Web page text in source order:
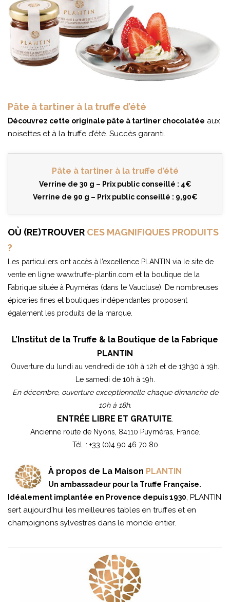
Pâte à tartiner à la truffe d’été
Découvrez cette originale pâte à tartiner chocolatée aux
noisettes et à la truffe d’été. Succès garanti.
Pâte à tartiner à la truffe d’été
Verrine de 30 g – Prix public conseillé : 4€
Verrine de 90 g – Prix public conseillé : 9,90€
OÙ (RE)TROUVER CES MAGNIFIQUES PRODUITS
?
Les particuliers ont accès à l’excellence PLANTIN via le site de
vente en ligne www.truffe-plantin.com et la boutique de la
Fabrique située à Puyméras (dans le Vaucluse). De nombreuses
épiceries fines et boutiques indépendantes proposent
également les produits de la marque.
L’Institut de la Truffe & la Boutique de la Fabrique
PLANTIN
Ouverture du lundi au vendredi de 10h à 12h et de 13h30 à 19h.
Le samedi de 10h à 19h.
En décembre, ouverture exceptionnelle chaque dimanche de
10h à 18h.
ENTRÉE LIBRE ET GRATUITE.
Ancienne route de Nyons, 84110 Puyméras, France.
Tél. : +33 (0)4 90 46 70 80
À propos de La Maison PLANTIN
Un ambassadeur pour la Truffe Française.
Idéalement implantée en Provence depuis 1930, PLANTIN
sert aujourd'hui les meilleures tables en truffes et en
champignons sylvestres dans le monde entier.